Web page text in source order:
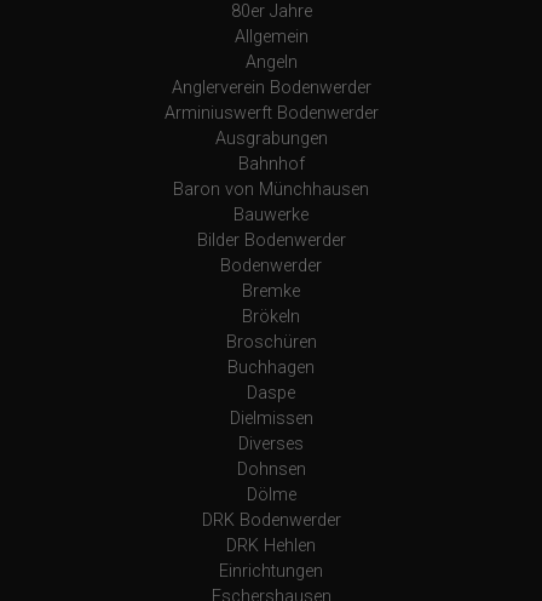
80er Jahre
Allgemein
Angeln
Anglerverein Bodenwerder
Arminiuswerft Bodenwerder
Ausgrabungen
Bahnhof
Baron von Münchhausen
Bauwerke
Bilder Bodenwerder
Bodenwerder
Bremke
Brökeln
Broschüren
Buchhagen
Daspe
Dielmissen
Diverses
Dohnsen
Dölme
DRK Bodenwerder
DRK Hehlen
Einrichtungen
Eschershausen